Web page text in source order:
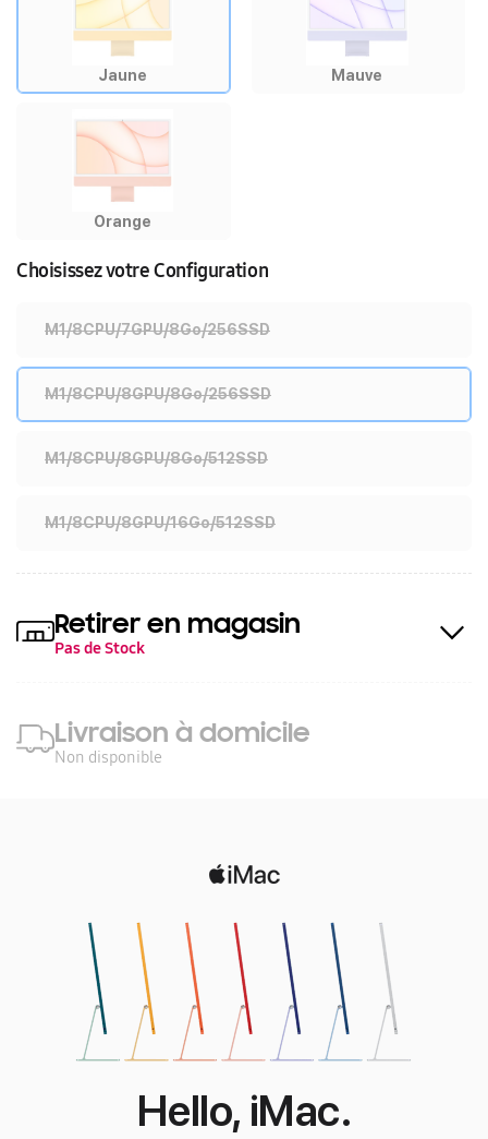
Jaune Mauve
Orange
Choisissez votre Configuration
M1/8CPU/7GPU/8Go/256SSD
M1/8CPU/8GPU/8Go/256SSD
M1/8CPU/8GPU/8Go/512SSD
M1/8CPU/8GPU/16Go/512SSD
Retirer en magasin
Pas de Stock
Livraison à domicile
Non disponible
Hello, iMac.